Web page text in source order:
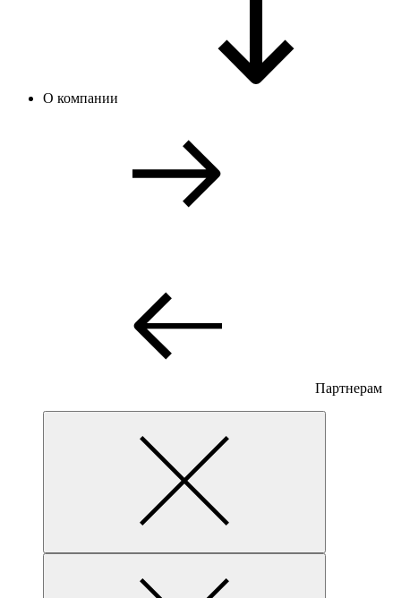
О компании
Партнерам